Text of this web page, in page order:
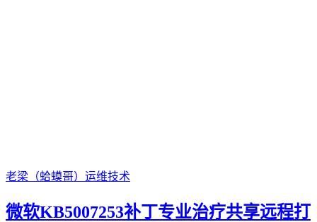
老梁（蛤蟆哥） 运维技术
微软KB5007253补丁专业治疗共享远程打